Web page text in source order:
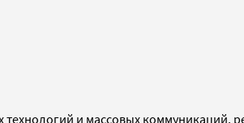
и массовых коммуникаций,